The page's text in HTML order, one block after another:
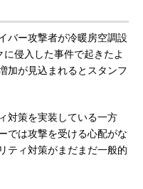
バー攻撃者が冷暖房空調設
侵入した事件で起きたよ
加が見込まれるとスタンフ
対策を実装している一方
では攻撃を受ける心配がな
ティ対策がまだまだ一般的